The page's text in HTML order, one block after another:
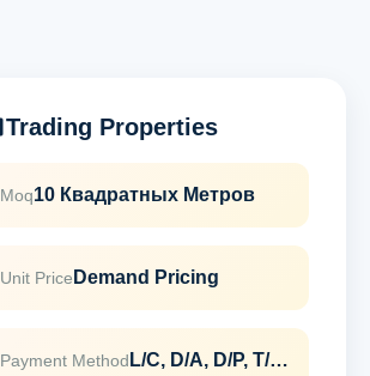
Trading Properties
Moq10 Квадратных Метров
Unit Price Demand Pricing
Payment Method L/C, D/A, D/P, T/T, Western Union, MoneyGram